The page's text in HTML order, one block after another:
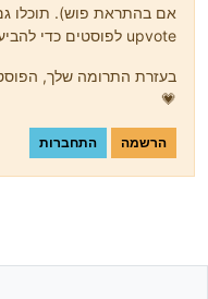
אם בהתראת פוש). תוכלו
upvote לפוסטים כדי להביע הערכה לחברי קהילה אחרים.
בעזרת התרומה שלך, הפוסט
💗
הרשמה התחברות